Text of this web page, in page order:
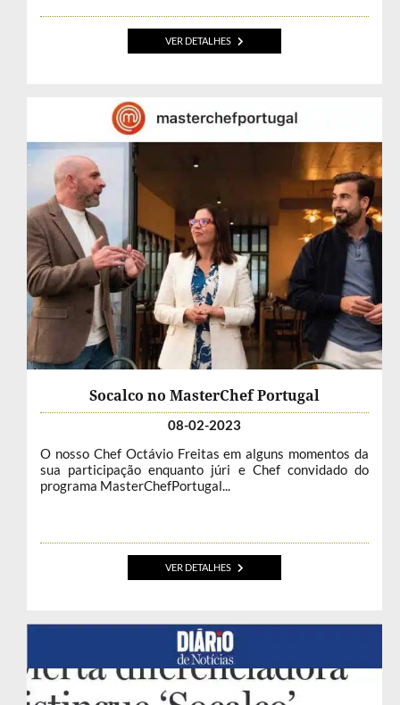
VER DETALHES
Socalco no MasterChef Portugal
08-02-2023
O nosso Chef Octávio Freitas em alguns momentos da
sua participação enquanto júri e Chef convidado do
programa MasterChefPortugal...
VER DETALHES